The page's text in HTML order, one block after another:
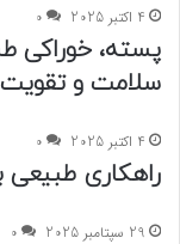
4 اکتبر 2025 0
پسته، خوراکی
سلامت و
4 اکتبر 2025 0
راهکاری
29 سپتامبر 2025 0